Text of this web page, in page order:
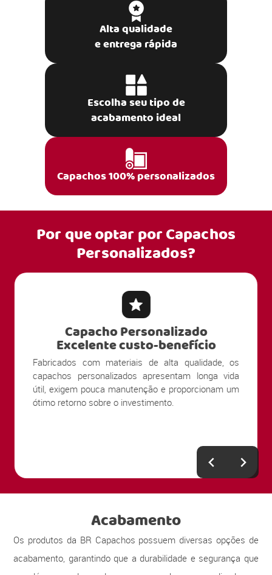
Alta qualidade
e entrega rápida
Escolha seu tipo de
acabamento ideal
Capachos 100% personalizados
Por que optar porCapachos
Personalizados?
Capacho Personalizado
Excelente custo-benefício
Fabricados com materiais de alta qualidade, os
capachos personalizados apresentam longa vida
útil, exigem pouca manutenção e proporcionam um
ótimo retorno sobre o investimento.
Acabamento
Os produtos da BR Capachos possuem diversas opções de
acabamento, garantindo que a durabilidade e segurança que